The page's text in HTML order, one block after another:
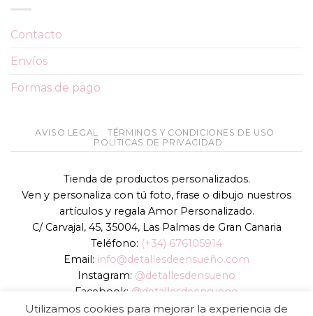
Contacto
Envíos
Formas de pago
AVISO LEGAL
TÉRMINOS Y CONDICIONES DE USO
POLÍTICAS DE PRIVACIDAD
Tienda de productos personalizados.
Ven y personaliza con tú foto, frase o dibujo nuestros
artículos y regala Amor Personalizado.
C/ Carvajal, 45, 35004, Las Palmas de Gran Canaria
Teléfono: (+34) 676105914
Email: info@detallesdeensueño.com
Instagram: @detallesdensueno
Facebook: @detallesdeensueno
TikTok: @detallesdensueno
Utilizamos cookies para mejorar la experiencia de